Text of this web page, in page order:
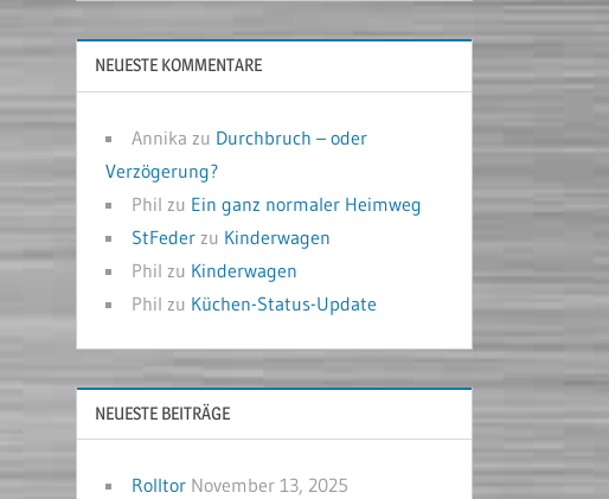
NEUESTE KOMMENTARE
Annika zu Durchbruch – oder
Verzögerung?
Phil zu Ein ganz normaler Heimweg
StFeder zu Kinderwagen
Phil zu Kinderwagen
Phil zu Küchen-Status-Update
NEUESTE BEITRÄGE
Rolltor November 13, 2025